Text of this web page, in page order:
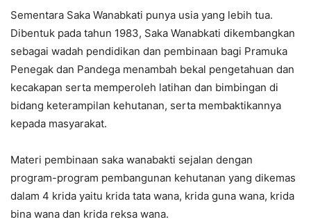
Sementara Saka Wanabkati punya usia yang lebih tua.
Dibentuk pada tahun 1983, Saka Wanabkati dikembangkan
sebagai wadah pendidikan dan pembinaan bagi Pramuka
Penegak dan Pandega menambah bekal pengetahuan dan
kecakapan serta memperoleh latihan dan bimbingan di
bidang keterampilan kehutanan, serta membaktikannya
kepada masyarakat.
Materi pembinaan saka wanabakti sejalan dengan
program-program pembangunan kehutanan yang dikemas
dalam 4 krida yaitu krida tata wana, krida guna wana, krida
bina wana dan krida reksa wana.